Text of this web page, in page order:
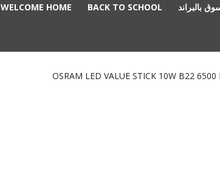
بالبراند BACK TO SCHOOL
WELCOME HOME
OSRAM LED VALUE STICK 10W B22 6500